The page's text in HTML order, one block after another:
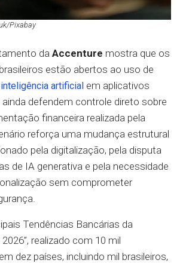
Pixabay
da Accenture mostra que os
estão abertos ao uso de
inteligência artificial em aplicativos
defendem controle direto sobre
financeira realizada pela
reforça uma mudança estrutural
pela digitalização, pela disputa
de IA generativa e pela necessidade
sem comprometer
Tendências Bancárias da
realizado com 10 mil
dez países, incluindo mil brasileiros,